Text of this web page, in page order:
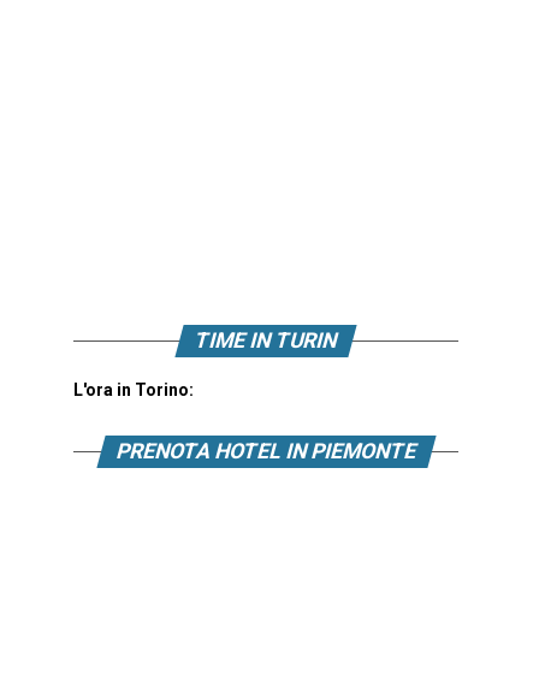
TIME IN TURIN
L'ora in Torino:
PRENOTA HOTEL IN PIEMONTE